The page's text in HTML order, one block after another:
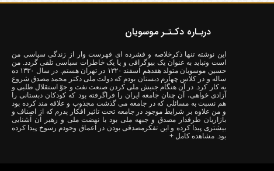
دربـاره دکـتـر موسویان
این نوشته تنها ذکرخلاصه و فشرده ای فهرست وار از زندگی سیاسی من
است ونباید به عنوان یک بیوگرافی و یا یک خاطرات سیاسی تلقی گردد. من
حسین موسویان متولد هفدهم اسفند ۱۳۲۰ در تهران هستم. در سال ۱۳۳۰ ده
ساله و در کلاس چهارم دبستان بودم که دولت ملی دکتر محمد مصدق شروع
به کار کرد. در آن هنگام جنبش ملی کردن صنعت نفت و جوّ استقلال طلبی و
آزادی خواهی، آن چنان جامعه ایران را فراگرفته بود که کودکان دبستانی را
هم نسبت به مسائلی که در جامعه می گذشت مجذوب و علاقه مند کرده بود
و من علاوه بر شرایط موجود در جامعه تحت تاثیر افکار پدرم که از اصناف و
بازاریان طرفدار مصدق و جبهه ملی بود با نهضت ملی و رهبر آن آشنایی
بیشتری پیدا کرده و این تفکرمصدقی بودن در اعماق وجودم رسوخ پیدا کرده
بود. مشاهده کامل +